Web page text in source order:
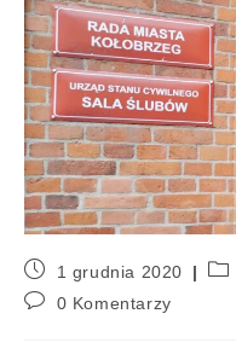
1 grudnia 2020
0 Komentarzy